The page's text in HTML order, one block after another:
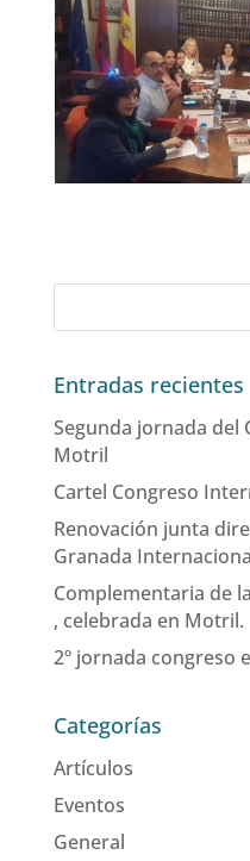
Entradas recientes
Segunda jornada del
Motril
Cartel Congreso
Renovación junta
Granada
Complementaria de
, celebrada en Motril.
2º jornada congreso
Categorías
Artículos
Eventos
General